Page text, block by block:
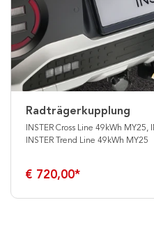
Radträgerkupplung
INSTER Cross Line 49kWh
INSTER Trend Line 49kWh MY25
€ 720,00*